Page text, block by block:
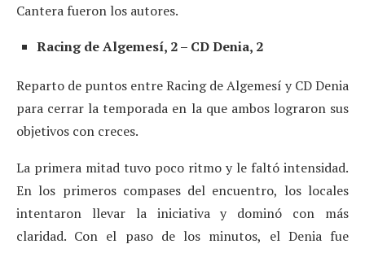
Cantera fueron los autores.
Racing de Algemesí, 2 – CD Denia, 2
Reparto de puntos entre Racing de Algemesí y CD Denia
para cerrar la temporada en la que ambos lograron sus
objetivos con creces.
La primera mitad tuvo poco ritmo y le faltó intensidad.
En los primeros compases del encuentro, los locales
intentaron llevar la iniciativa y dominó con más
claridad. Con el paso de los minutos, el Denia fue